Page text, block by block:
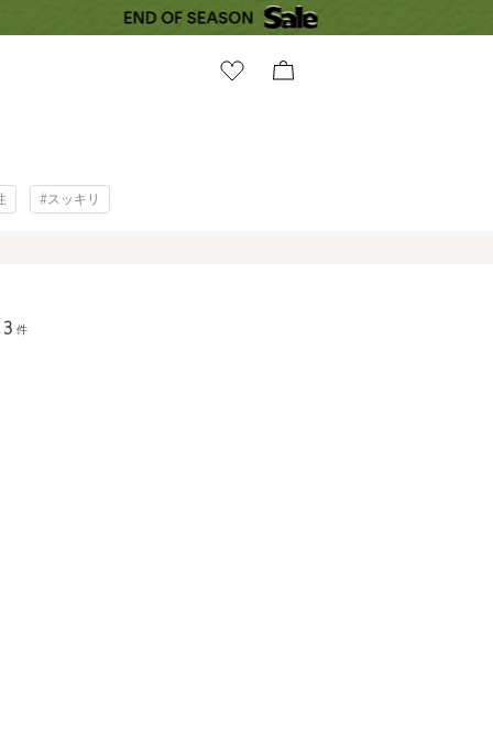
#スッキリ
3 件